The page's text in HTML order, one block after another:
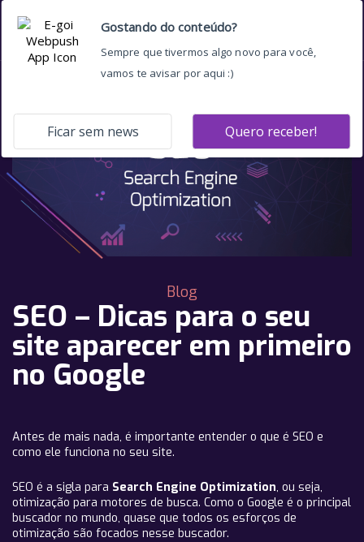
Blog
SEO – Dicas para o seu
site aparecer em primeiro
no Google
Antes de mais nada, é importante entender o que é SEO e
como ele funciona no seu site.
SEO é a sigla para Search Engine Optimization, ou seja,
otimização para motores de busca. Como o Google é o principal
buscador no mundo, quase que todos os esforços de
otimização são focados nesse buscador.